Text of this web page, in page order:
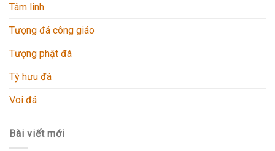
Tâm linh
Tượng đá công giáo
Tượng phật đá
Tỳ hưu đá
Voi đá
Bài viết mới